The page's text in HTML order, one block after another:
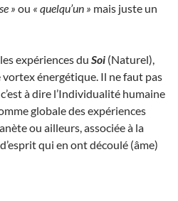
» ou « quelqu’un » mais juste un
expériences du Soi (Naturel),
énergétique. Il ne faut pas
, c’est à dire l’Individualité humaine
globale des expériences
ou ailleurs, associée à la
qui en ont découlé (âme)